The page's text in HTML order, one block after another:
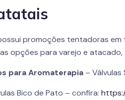
promoções tentadoras
opções para varejo e
para Aromaterapia –
Bico de Pato – confira: